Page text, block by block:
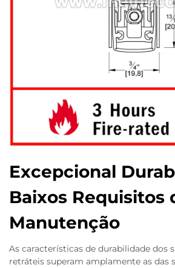
Excepcional
Baixos Requisitos
Manutenção
As características de durabilidade dos
retráteis superam amplamente as das